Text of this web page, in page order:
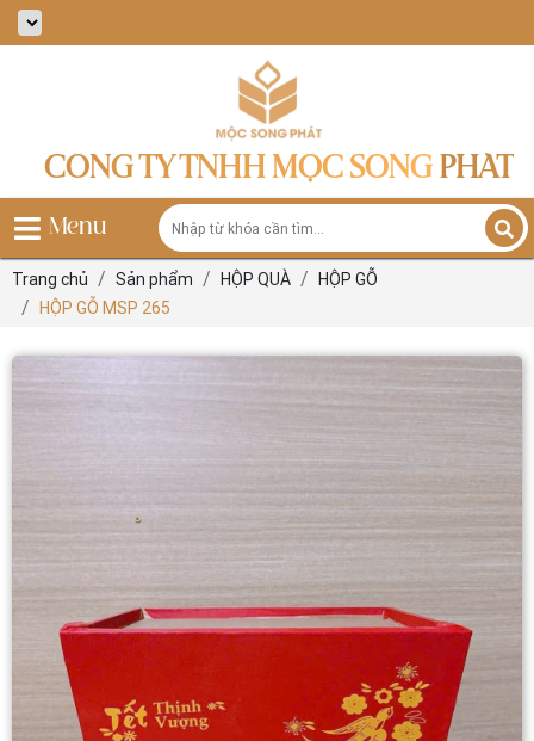
CÔNG TY TNHH MỘC SONG PHÁT
Menu
Trang chủ Sản phẩm HỘP QUÀ
HỘP GỖ
HỘP GỖ MSP 265